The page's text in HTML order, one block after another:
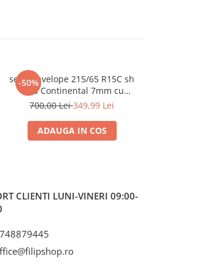
-50%
set 2 anvelope 215/65 R15C sh
vara Continental 7mm cu
garantie
700,00 Lei349,99 Lei
ADAUGA IN COS
CLIENTI LUNI-VINERI 09:00-